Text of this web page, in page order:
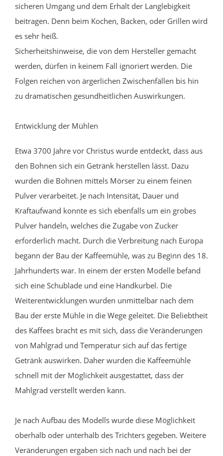
sicheren Umgang und dem Erhalt der Langlebigkeit
beitragen. Denn beim Kochen, Backen, oder Grillen wird
es sehr heiß.
Sicherheitshinweise, die von dem Hersteller gemacht
werden, dürfen in keinem Fall ignoriert werden. Die
Folgen reichen von ärgerlichen Zwischenfällen bis hin
zu dramatischen gesundheitlichen Auswirkungen.
Entwicklung der Mühlen
Etwa 3700 Jahre vor Christus wurde entdeckt, dass aus
den Bohnen sich ein Getränk herstellen lässt. Dazu
wurden die Bohnen mittels Mörser zu einem feinen
Pulver verarbeitet. Je nach Intensität, Dauer und
Kraftaufwand konnte es sich ebenfalls um ein grobes
Pulver handeln, welches die Zugabe von Zucker
erforderlich macht. Durch die Verbreitung nach Europa
begann der Bau der Kaffeemühle, was zu Beginn des 18.
Jahrhunderts war. In einem der ersten Modelle befand
sich eine Schublade und eine Handkurbel. Die
Weiterentwicklungen wurden unmittelbar nach dem
Bau der erste Mühle in die Wege geleitet. Die Beliebtheit
des Kaffees bracht es mit sich, dass die Veränderungen
von Mahlgrad und Temperatur sich auf das fertige
Getränk auswirken. Daher wurden die Kaffeemühle
schnell mit der Möglichkeit ausgestattet, dass der
Mahlgrad verstellt werden kann.
Je nach Aufbau des Modells wurde diese Möglichkeit
oberhalb oder unterhalb des Trichters gegeben. Weitere
Veränderungen ergaben sich nach und nach bei der